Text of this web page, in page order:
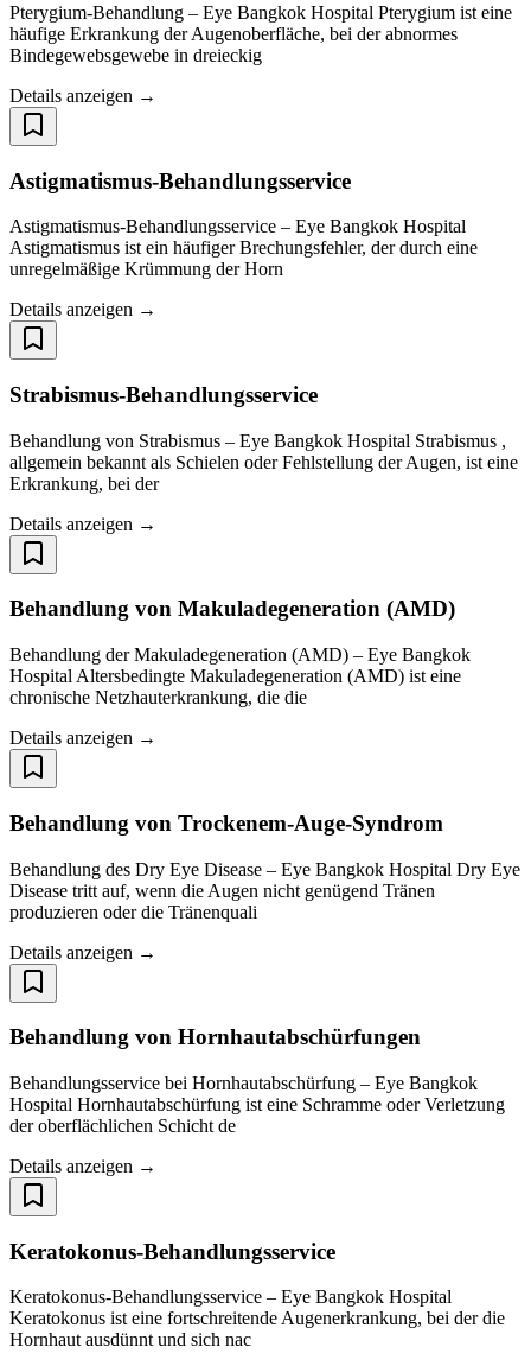
Pterygium-Behandlung – Eye Bangkok Hospital Pterygium ist eine
häufige Erkrankung der Augenoberfläche, bei der abnormes
Bindegewebsgewebe in dreieckig
Details anzeigen →
Astigmatismus-Behandlungsservice
Astigmatismus-Behandlungsservice – Eye Bangkok Hospital
Astigmatismus ist ein häufiger Brechungsfehler, der durch eine
unregelmäßige Krümmung der Horn
Details anzeigen →
Strabismus-Behandlungsservice
Behandlung von Strabismus – Eye Bangkok Hospital Strabismus ,
allgemein bekannt als Schielen oder Fehlstellung der Augen, ist eine
Erkrankung, bei der
Details anzeigen →
Behandlung von Makuladegeneration (AMD)
Behandlung der Makuladegeneration (AMD) – Eye Bangkok
Hospital Altersbedingte Makuladegeneration (AMD) ist eine
chronische Netzhauterkrankung, die die
Details anzeigen →
Behandlung von Trockenem-Auge-Syndrom
Behandlung des Dry Eye Disease – Eye Bangkok Hospital Dry Eye
Disease tritt auf, wenn die Augen nicht genügend Tränen
produzieren oder die Tränenquali
Details anzeigen →
Behandlung von Hornhautabschürfungen
Behandlungsservice bei Hornhautabschürfung – Eye Bangkok
Hospital Hornhautabschürfung ist eine Schramme oder Verletzung
der oberflächlichen Schicht de
Details anzeigen →
Keratokonus-Behandlungsservice
Keratokonus-Behandlungsservice – Eye Bangkok Hospital
Keratokonus ist eine fortschreitende Augenerkrankung, bei der die
Hornhaut ausdünnt und sich nac